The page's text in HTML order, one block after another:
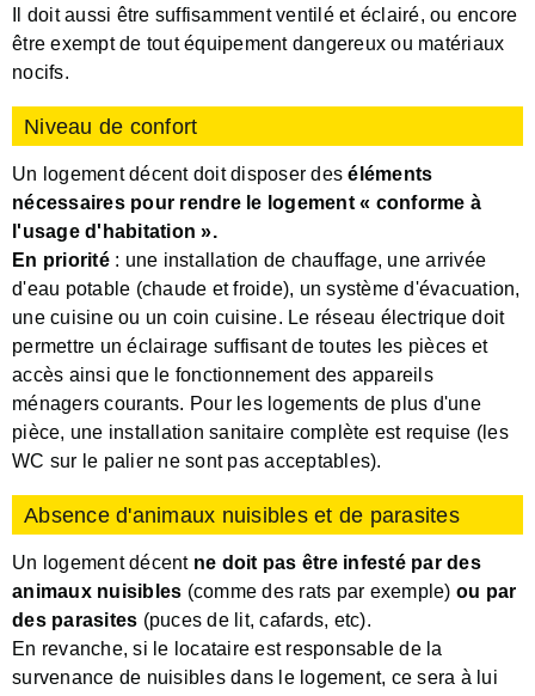
Il doit aussi être suffisamment ventilé et éclairé, ou encore
être exempt de tout équipement dangereux ou matériaux
nocifs.
Niveau de confort
Un logement décent doit disposer deséléments
nécessaires pour rendre le logement « conforme à
l'usage d'habitation ».
En priorité: une installation de chauffage, une arrivée
d'eau potable (chaude et froide), un système d'évacuation,
une cuisine ou un coin cuisine. Le réseau électrique doit
permettre un éclairage suffisant de toutes les pièces et
accès ainsi que le fonctionnement des appareils
ménagers courants. Pour les logements de plus d'une
pièce, une installation sanitaire complète est requise (les
WC sur le palier ne sont pas acceptables).
Absence d'animaux nuisibles et de parasites
Un logement décent ne doit pas être infesté par des
animaux nuisibles (comme des rats par exemple) ou par
des parasites (puces de lit, cafards, etc).
En revanche, si le locataire est responsable de la
survenance de nuisibles dans le logement, ce sera à lui